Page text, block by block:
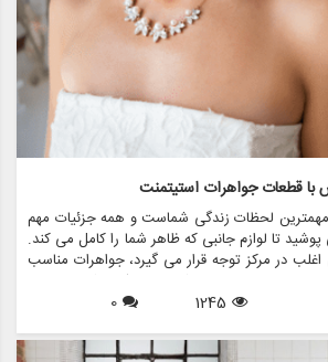
با قطعات جواهرات استیتمنت
لحظات زندگی شماست و همه جزئیات مهم
تا لوازم جانبی که ظاهر شما را کامل می کند.
در مرکز توجه قرار می گیرد، جواهرات مناسب
ارتقا دهد و استایل شما را منعکس کند. در این
خود را با جواهرات بیان می کنیم تا اطمینان
تواند به شما در یافتن اکسسوری های عروس
1245
0